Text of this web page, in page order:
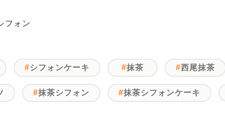
フォン
シフォンケーキ 抹茶 西尾抹茶
抹茶シフォン 抹茶シフォンケーキ